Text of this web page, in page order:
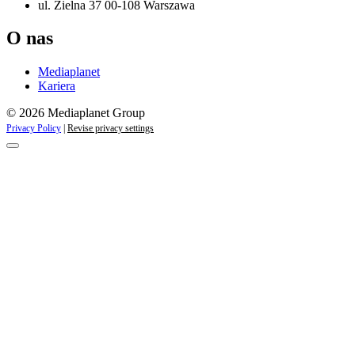
ul. Zielna 37 00-108 Warszawa
O nas
Mediaplanet
Kariera
© 2026 Mediaplanet Group
Privacy Policy Revise privacy settings